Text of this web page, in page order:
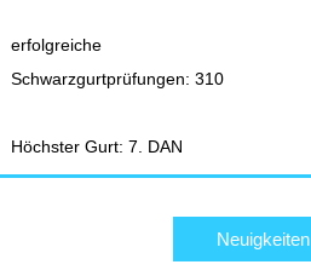
erfolgreiche
Schwarzgurtprüfungen: 310
Höchster Gurt: 7. DAN
Neuigkeiten